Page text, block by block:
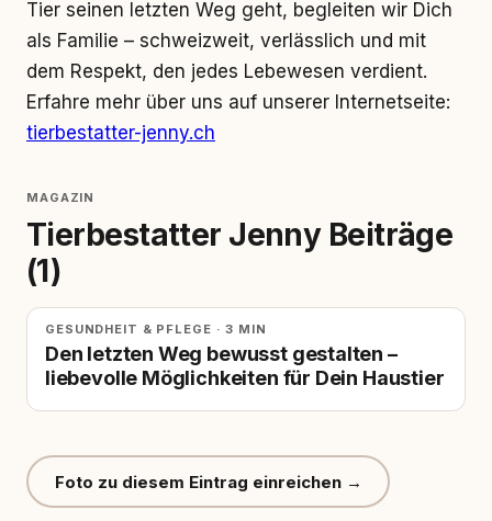
Tier seinen letzten Weg geht, begleiten wir Dich
als Familie – schweizweit, verlässlich und mit
dem Respekt, den jedes Lebewesen verdient.
Erfahre mehr über uns auf unserer Internetseite:
tierbestatter-jenny.ch
MAGAZIN
Tierbestatter Jenny Beiträge
(1)
GESUNDHEIT & PFLEGE · 3 MIN
Den letzten Weg bewusst gestalten –
liebevolle Möglichkeiten für Dein Haustier
Foto zu diesem Eintrag einreichen →